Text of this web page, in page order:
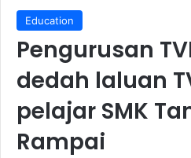
Education
Pengurusan
dedah laluan
pelajar SMK
Rampai